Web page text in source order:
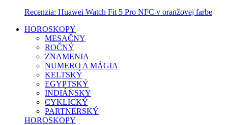
Recenzia: Huawei Watch Fit 5 Pro NFC v oranžovej farbe
HOROSKOPY
MESAČNY
ROČNÝ
ZNAMENIA
NUMERO A MÁGIA
KELTSKÝ
EGYPTSKÝ
INDIÁNSKY
CYKLICKÝ
PARTNERSKÝ
HOROSKOPY